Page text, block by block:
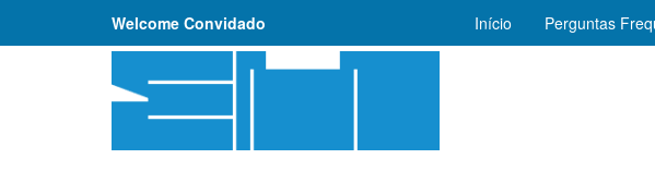
Welcome Convidado Início Perguntas